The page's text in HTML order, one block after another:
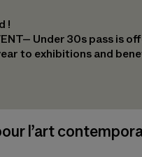
!
Under 30s pass is
to exhibitions and
Cartier
l’art